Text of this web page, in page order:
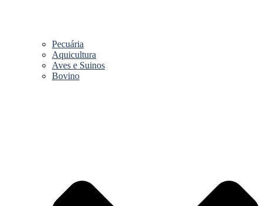
Pecuária
Aquicultura
Aves e Suinos
Bovino